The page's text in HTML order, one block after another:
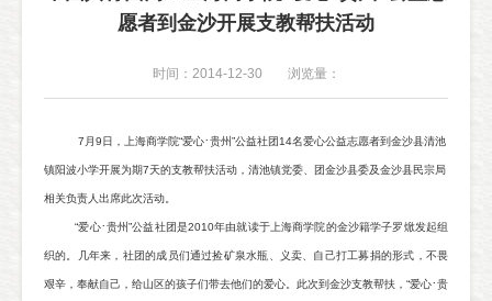
愿者到金沙开展支教帮扶活动
时间：2014-12-30 浏览量：
7 月9日，上海商学院“爱心·贵州”公益社团 14名爱心公益志愿者到金沙县清池
镇阳波小学开展为期7天的支教帮扶活动，清池镇党委、团金沙县委及金沙县民宗局
相关负责人出席此次活动。
“爱心·贵州”公益社团是2010年由就读于上海商学院的金沙籍学子罗焮发起组
织的。几年来，社团的成员们通过捡矿泉水瓶、义卖、自己打工募捐的形式，不畏
艰辛，奉献自己，给山区的孩子们带去他们的爱心。此次到金沙支教帮扶， “爱心·贵